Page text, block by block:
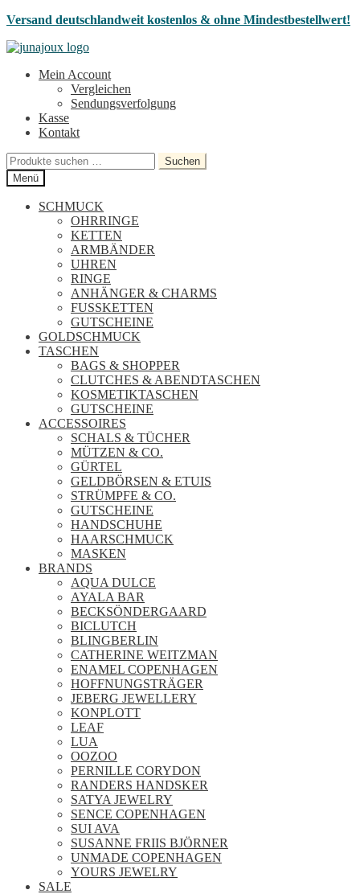
Versand deutschlandweit kostenlos & ohne Mindestbestellwert!
Zur
springen
Zum
springenMein Account
Vergleichen
Sendungsverfolgung
Kasse
Kontakt
Suchen
nach:
Suchen
Menü
SCHMUCK
OHRRINGE
KETTEN
ARMBÄNDER
UHREN
RINGE
ANHÄNGER & CHARMS
FUSSKETTEN
GUTSCHEINE
GOLDSCHMUCK
TASCHEN
BAGS & SHOPPER
CLUTCHES & ABENDTASCHEN
KOSMETIKTASCHEN
GUTSCHEINE
ACCESSOIRES
SCHALS & TÜCHER
MÜTZEN & CO.
GÜRTEL
GELDBÖRSEN & ETUIS
STRÜMPFE & CO.
GUTSCHEINE
HANDSCHUHE
HAARSCHMUCK
MASKEN
BRANDS
AQUA DULCE
AYALA BAR
BECKSÖNDERGAARD
BICLUTCH
BLINGBERLIN
CATHERINE WEITZMAN
ENAMEL COPENHAGEN
HOFFNUNGSTRÄGER
JEBERG JEWELLERY
KONPLOTT
LEAF
LUA
OOZOO
PERNILLE CORYDON
RANDERS HANDSKER
SATYA JEWELRY
SENCE COPENHAGEN
SUI AVA
SUSANNE FRIIS BJÖRNER
UNMADE COPENHAGEN
YOURS JEWELRY
SALE